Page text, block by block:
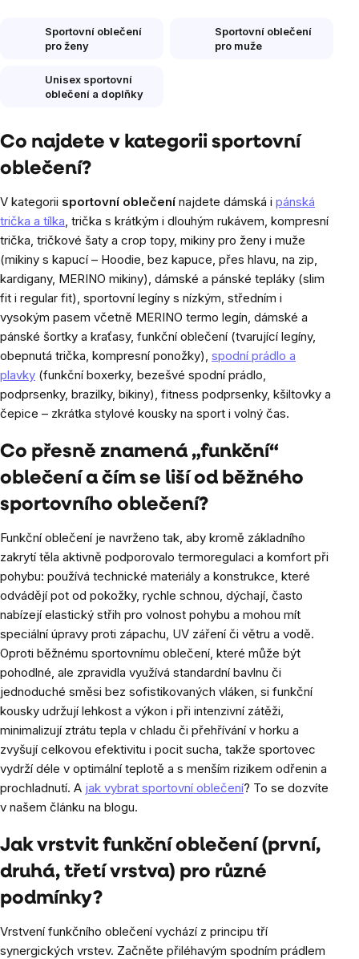
Sportovní oblečení
pro ženy
Sportovní oblečení
pro muže
Unisex sportovní
oblečení a doplňky
Co najdete v kategorii sportovní
oblečení?
V kategorii sportovní oblečení najdete dámská i pánská
trička a tílka, trička s krátkým i dlouhým rukávem, kompresní
trička, tričkové šaty a crop topy, mikiny pro ženy i muže
(mikiny s kapucí – Hoodie, bez kapuce, přes hlavu, na zip,
kardigany, MERINO mikiny), dámské a pánské tepláky (slim
fit i regular fit), sportovní legíny s nízkým, středním i
vysokým pasem včetně MERINO termo legín, dámské a
pánské šortky a kraťasy, funkční oblečení (tvarující legíny,
obepnutá trička, kompresní ponožky), spodní prádlo a
plavky (funkční boxerky, bezešvé spodní prádlo,
podprsenky, brazilky, bikiny), fitness podprsenky, kšiltovky a
čepice – zkrátka stylové kousky na sport i volný čas.
Co přesně znamená „funkční“
oblečení a čím se liší od běžného
sportovního oblečení?
Funkční oblečení je navrženo tak, aby kromě základního
zakrytí těla aktivně podporovalo termoregulaci a komfort při
pohybu: používá technické materiály a konstrukce, které
odvádějí pot od pokožky, rychle schnou, dýchají, často
nabízejí elastický střih pro volnost pohybu a mohou mít
speciální úpravy proti zápachu, UV záření či větru a vodě.
Oproti běžnému sportovnímu oblečení, které může být
pohodlné, ale zpravidla využívá standardní bavlnu či
jednoduché směsi bez sofistikovaných vláken, si funkční
kousky udržují lehkost a výkon i při intenzivní zátěži,
minimalizují ztrátu tepla v chladu či přehřívání v horku a
zvyšují celkovou efektivitu i pocit sucha, takže sportovec
vydrží déle v optimální teplotě a s menším rizikem odřenin a
prochladnutí. A jak vybrat sportovní oblečení? To se dozvíte
v našem článku na blogu.
Jak vrstvit funkční oblečení (první,
druhá, třetí vrstva) pro různé
podmínky?
Vrstvení funkčního oblečení vychází z principu tří
synergických vrstev. Začněte přiléhavým spodním prádlem